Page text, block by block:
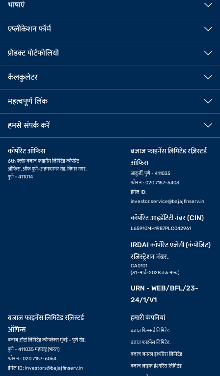
भाषाएं
एप्लीकेशन फॉर्म
प्रोडक्ट पोर्टफोलियो
कैलकुलेटर
महत्वपूर्ण लिंक
हमसे संपर्क करें
कॉर्पोरेट ऑफिस
6th फ्लोर बजाज फाइनेंस लिमिटेड कॉर्पोरेट
ऑफिस, ऑफ पुणे-अहमदनगर रोड, विमान नगर,
पुणे - 411014
बजाज फाइनेंस लिमिटेड रज़िस्टर्ड
ऑफिस
आकुर्डी, पुणे - 411035
फोन नं.: 020 7157-6403
ईमेल ID:
investor.service@bajajfinserv.in
कॉर्पोरेट आइडेंटिटी नंबर (CIN)
L65910MH1987PLC042961
IRDAI कॉर्पोरेट एजेंसी (कंपोजिट)
रजिस्ट्रेशन नंबर.
CA0101
(31-मार्च-2028 तक मान्य)
URN - WEB/BFL/23-
24/1/V1
बजाज फाइनेंस लिमिटेड रज़िस्टर्ड
ऑफिस
बजाज ऑटो लिमिटेड कॉम्प्लेक्स मुंबई - पुणे रोड,
पुणे - 411035 महाराष्ट्र (भारत)
फोन नं.: 020 7157-6064
ईमेल ID: investors@bajajfinserv.in
हमारी कंपनियां
बजाज फिनसर्व लिमिटेड.
बजाज फाइनेंस लिमिटेड.
बजाज जनरल इंश्योरेंस लिमिटेड
बजाज लाइफ इंश्योरेंस लिमिटेड